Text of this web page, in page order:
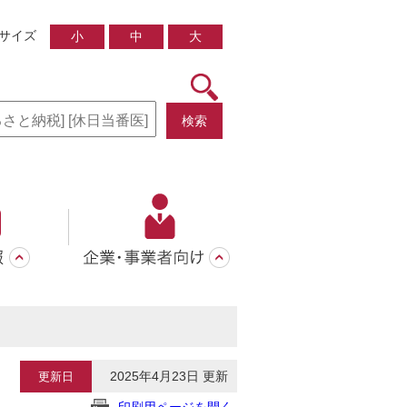
イズ 小 中 大
検索
更新日 2025年4月23日 更新